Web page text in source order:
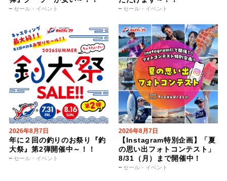
セール・イベント セール・イベント
2026年8月7日
セール・イベント
年に２回の釣りのお祭り『釣
大祭』第2弾開催中～！！
2026年8月7日
セール・イベント
【Instagram特別企画】「夏
の思い出フォトコンテスト」
8/31（月）まで開催中！